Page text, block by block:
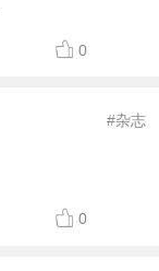
0
#杂志
0